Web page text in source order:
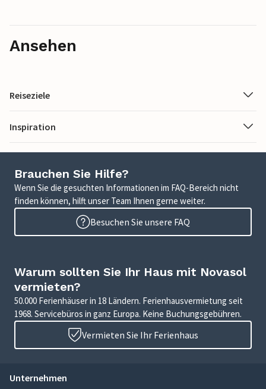
Ansehen
Reiseziele
Inspiration
Brauchen Sie Hilfe?
Wenn Sie die gesuchten Informationen im FAQ-Bereich nicht
finden können, hilft unser Team Ihnen gerne weiter.
Besuchen Sie unsere FAQ
Warum sollten Sie Ihr Haus mit Novasol
vermieten?
50.000 Ferienhäuser in 18 Ländern. Ferienhausvermietung seit
1968. Servicebüros in ganz Europa. Keine Buchungsgebühren.
Vermieten Sie Ihr Ferienhaus
Unternehmen